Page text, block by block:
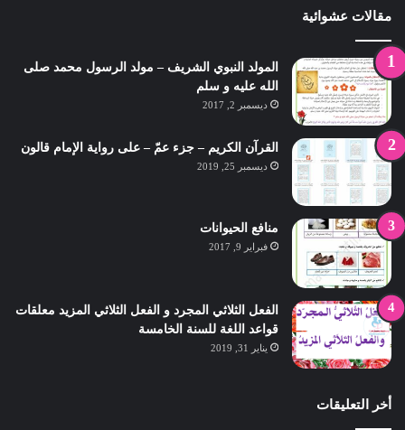
مقالات عشوائية
المولد النبوي الشريف – مولد الرسول محمد صلى
الله عليه و سلم
ديسمبر 2, 2017
القرآن الكريم – جزء عمّ – على رواية الإمام قالون
ديسمبر 25, 2019
منافع الحيوانات
فبراير 9, 2017
الفعل الثلاثي المجرد و الفعل الثلاثي المزيد معلقات
قواعد اللغة للسنة الخامسة
يناير 31, 2019
أخر التعليقات